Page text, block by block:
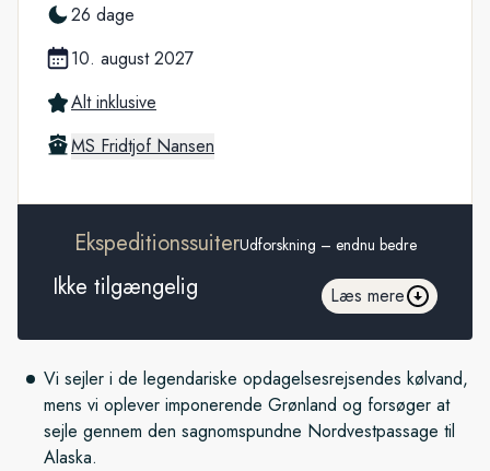
Vi sejler i de legendariske opdagelsesrejsendes kølvand,
mens vi oplever imponerende Grønland og forsøger at
sejle gennem den sagnomspundne Nordvestpassage til
Alaska.
26 dage
10. august 2027
Alt inklusive
MS Fridtjof Nansen
EkspeditionssuiterUdforskning – endnu bedre
Ikke tilgængelig Læs mere